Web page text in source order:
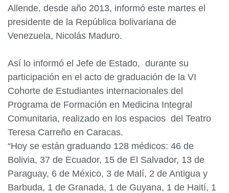
Allende, desde año 2013, informó este martes el
presidente de la República bolivariana de
Venezuela, Nicolás Maduro.
Así lo informó el Jefe de Estado, durante su
participación en el acto de graduación de la VI
Cohorte de Estudiantes internacionales del
Programa de Formación en Medicina Integral
Comunitaria, realizado en los espacios del Teatro
Teresa Carreño en Caracas.
“Hoy se están graduando 128 médicos: 46 de
Bolivia, 37 de Ecuador, 15 de El Salvador, 13 de
Paraguay, 6 de México, 3 de Malí, 2 de Antigua y
Barbuda, 1 de Granada, 1 de Guyana, 1 de Haití, 1